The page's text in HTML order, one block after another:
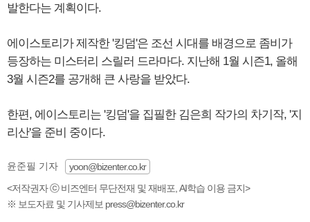
발한다는 계획이다.
에이스토리가 제작한 '킹덤'은 조선 시대를 배경으로 좀비가
등장하는 미스터리 스릴러 드라마다. 지난해 1월 시즌1, 올해
3월 시즌2를 공개해 큰 사랑을 받았다.
한편, 에이스토리는 '킹덤'을 집필한 김은희 작가의 차기작, '지
리산'을 준비 중이다.
윤준필 기자
yoon@bizenter.co.kr
<저작권자 ⓒ 비즈엔터 무단전재 및 재배포, AI학습 이용 금지>
※ 보도자료 및 기사제보 press@bizenter.co.kr